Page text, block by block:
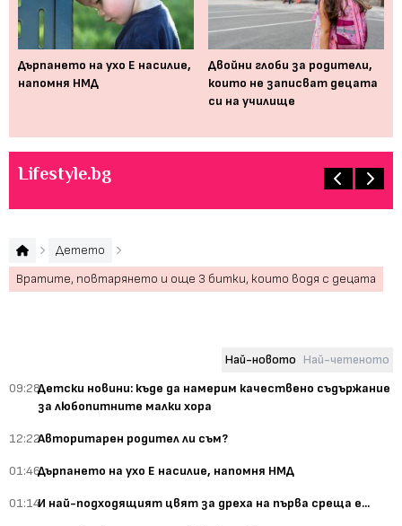
Дърпането на ухо Е насилие,
напомня НМД
Двойни глоби за родители,
които не записват децата
си на училище
Lifestyle.bg
Детето
Вратите, повтарянето и още 3 битки, които водя с децата
Най-новото Най-четеното
09:28Детски новини: къде да намерим качествено съдържание
за любопитните малки хора
12:22Авторитарен родител ли съм?
01:46Дърпането на ухо Е насилие, напомня НМД
01:14И най-подходящият цвят за дреха на първа среща е...